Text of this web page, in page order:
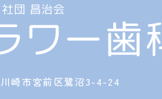
崎市宮前区鷺沼3-4-24